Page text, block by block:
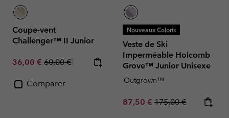
Coupe-vent
Challenger™ II Junior
Sale price:
36,00 € Regular price:
60,00 €
Comparer
Nouveaux Coloris
Veste de Ski
Imperméable Holcomb
Grove™ Junior Unisexe
Outgrown™
Sale price:
87,50 € Regular price:
175,00 €